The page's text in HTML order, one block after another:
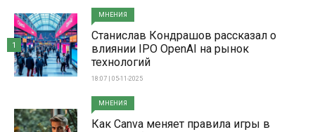
МНЕНИЯ
Станислав Кондрашов рассказал о
влиянии IPO OpenAI на рынок
технологий
18:07 | 05-11-2025
1
МНЕНИЯ
Как Canva меняет правила игры в